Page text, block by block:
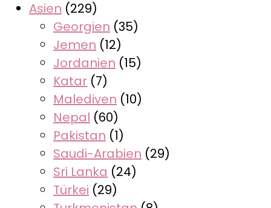
Asien (229)
Georgien (35)
Jemen (12)
Jordanien (15)
Katar (7)
Malediven (10)
Nepal (60)
Pakistan (1)
Saudi-Arabien (29)
Sri Lanka (24)
Türkei (29)